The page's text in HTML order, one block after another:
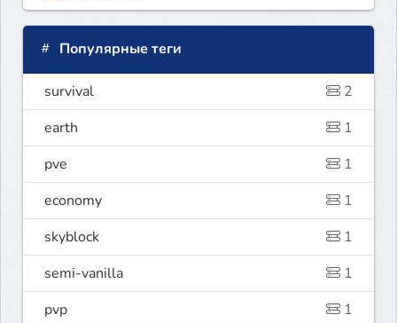
Популярные теги
survival
2
earth
1
pve
1
economy
1
skyblock
1
semi-vanilla
1
pvp
1